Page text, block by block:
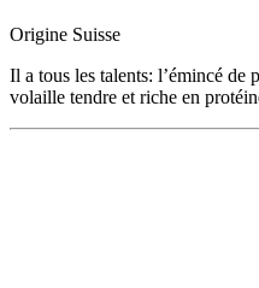
Origine Suisse
Il a tous les talents: l’émincé
volaille tendre et riche en